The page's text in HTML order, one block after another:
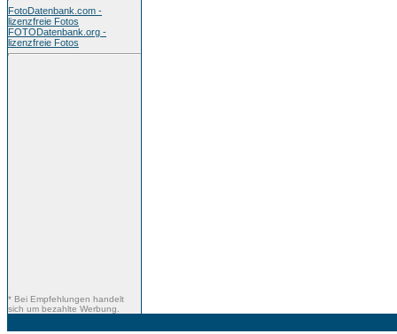
FotoDatenbank.com -
lizenzfreie Fotos
FOTODatenbank.org -
lizenzfreie Fotos
* Bei Empfehlungen handelt
sich um bezahlte Werbung.